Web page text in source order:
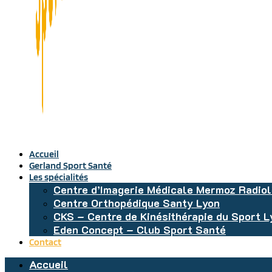
Accueil
Gerland Sport Santé
Les spécialités
Centre d’Imagerie Médicale Mermoz
Centre Orthopédique Santy Lyon
CKS – Centre de Kinésithérapie du Sport
Eden Concept – Club Sport Santé
Contact
Accueil